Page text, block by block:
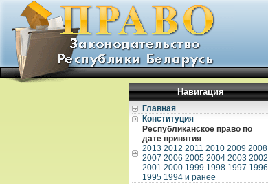
Навигация
Главная
Конституция
Республиканское право по
дате принятия
2013 2012 2011 2010 2009 2008
2007 2006 2005 2004 2003 2002
2001 2000 1999 1998 1997 1996
1995 1994 и ранее